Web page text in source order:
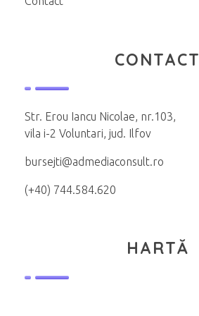
CONTACT
Str. Erou Iancu Nicolae, nr.103,
vila i-2 Voluntari, jud. Ilfov
bursejti@admediaconsult.ro
(+40) 744.584.620
HARTĂ